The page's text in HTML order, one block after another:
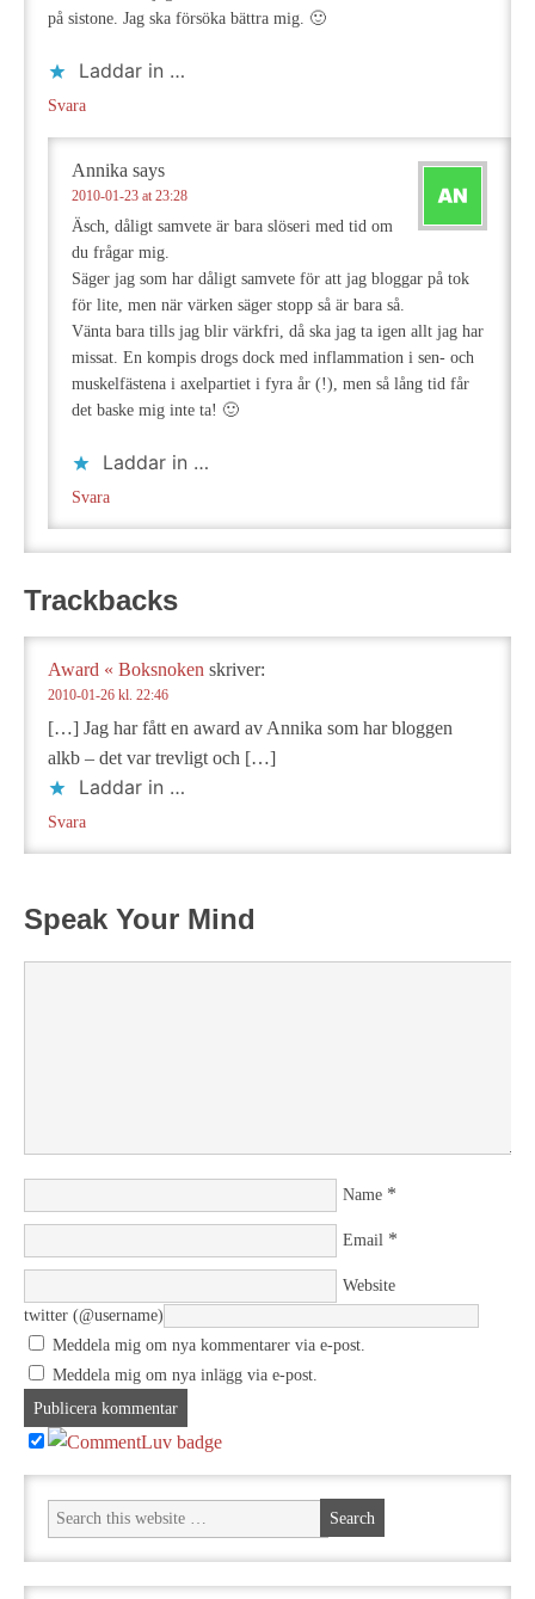
på sistone. Jag ska försöka bättra mig. 🙂
Laddar in …
Svara
Annika says
2010-01-23 at 23:28
Äsch, dåligt samvete är bara slöseri med tid om
du frågar mig.
Säger jag som har dåligt samvete för att jag bloggar på tok
för lite, men när värken säger stopp så är bara så.
Vänta bara tills jag blir värkfri, då ska jag ta igen allt jag har
missat. En kompis drogs dock med inflammation i sen- och
muskelfästena i axelpartiet i fyra år (!), men så lång tid får
det baske mig inte ta! 🙂
Laddar in …
Svara
Trackbacks
Award « Boksnoken skriver:
2010-01-26 kl. 22:46
[…] Jag har fått en award av Annika som har bloggen
alkb – det var trevligt och […]
Laddar in …
Svara
Speak Your Mind
Name *
Email *
Website
twitter (@username)
Meddela mig om nya kommentarer via e-post.
Meddela mig om nya inlägg via e-post.